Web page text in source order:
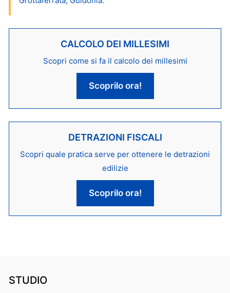
CALCOLO DEI MILLESIMI
Scopri come si fa il calcolo dei millesimi
Scoprilo ora!
DETRAZIONI FISCALI
Scopri quale pratica serve per ottenere le detrazioni
edilizie
Scoprilo ora!
STUDIO